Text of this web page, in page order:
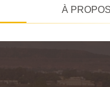
À PROPOS